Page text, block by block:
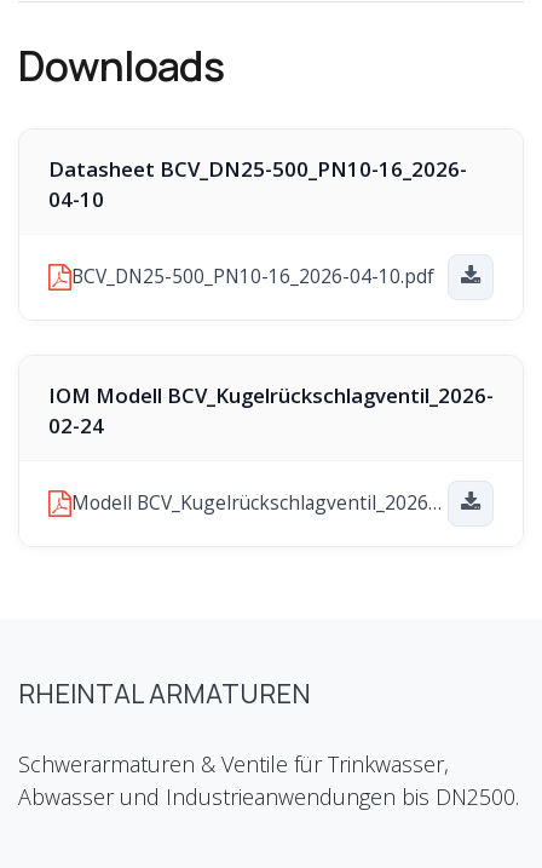
Downloads
Datasheet BCV_DN25-500_PN10-16_2026-
04-10
BCV_DN25-500_PN10-16_2026-04-10.pdf
IOM Modell BCV_Kugelrückschlagventil_2026-
02-24
Modell BCV_Kugelrückschlagventil_2026-02-24.pdf
RHEINTAL ARMATUREN
Schwerarmaturen & Ventile für Trinkwasser,
Abwasser und Industrieanwendungen bis DN2500.